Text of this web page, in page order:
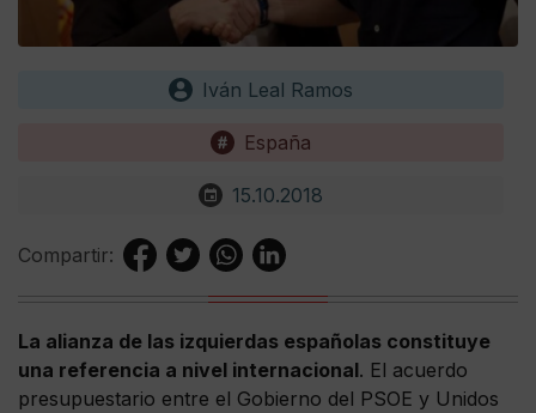
Iván Leal Ramos
España
15.10.2018
Compartir:
La alianza de las izquierdas españolas constituye
una referencia a nivel internacional. El acuerdo
presupuestario entre el Gobierno del PSOE y Unidos